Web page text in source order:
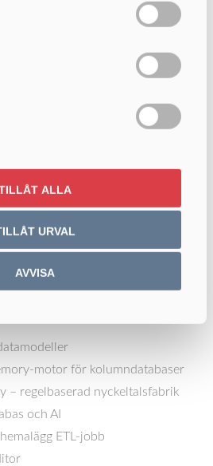
ALLA
URVAL
AVVISA
kolumndatabaser
av data och information
övervaka återkommande
motor för kolumndatabaser
– regelbaserad nyckeltalsfabrik
och AI
ETL-jobb